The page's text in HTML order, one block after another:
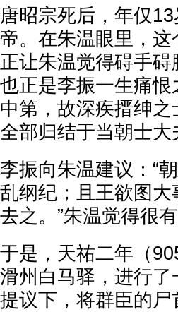
唐昭宗死后，年仅
帝。在朱温眼里，
正让朱温觉得碍手
也正是李振一生痛恨
中第，故深疾搢绅
全部归结于当朝士大
李振向朱温建议：“
乱纲纪；且王欲图
去之。”朱温觉得很有
于是，天祐二年（
滑州白马驿，进行
提议下，将群臣的